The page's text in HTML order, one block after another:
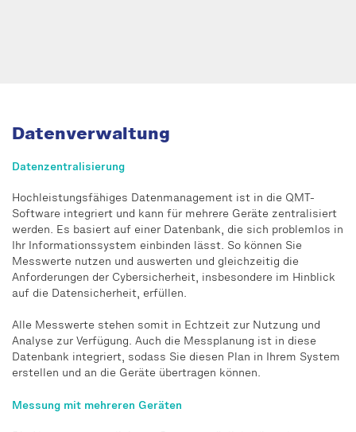
Datenverwaltung
Datenzentralisierung
Hochleistungsfähiges Datenmanagement ist in die QMT-
Software integriert und kann für mehrere Geräte zentralisiert
werden. Es basiert auf einer Datenbank, die sich problemlos in
Ihr Informationssystem einbinden lässt. So können Sie
Messwerte nutzen und auswerten und gleichzeitig die
Anforderungen der Cybersicherheit, insbesondere im Hinblick
auf die Datensicherheit, erfüllen.
Alle Messwerte stehen somit in Echtzeit zur Nutzung und
Analyse zur Verfügung. Auch die Messplanung ist in diese
Datenbank integriert, sodass Sie diesen Plan in Ihrem System
erstellen und an die Geräte übertragen können.
Messung mit mehreren Geräten